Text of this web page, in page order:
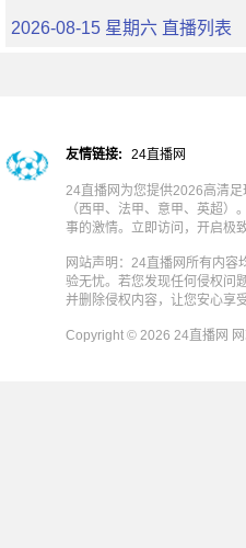
2026-08-15 星期六 直播列表
友情链接: 24直播网
24直播网为您提供2026高清
（西甲、法甲、意甲、英超
事的激情。立即访问，开启极
网站声明：24直播网所有内容
验无忧。若您发现任何侵权问
并删除侵权内容，让您安心享
Copyright © 2026 24直播网